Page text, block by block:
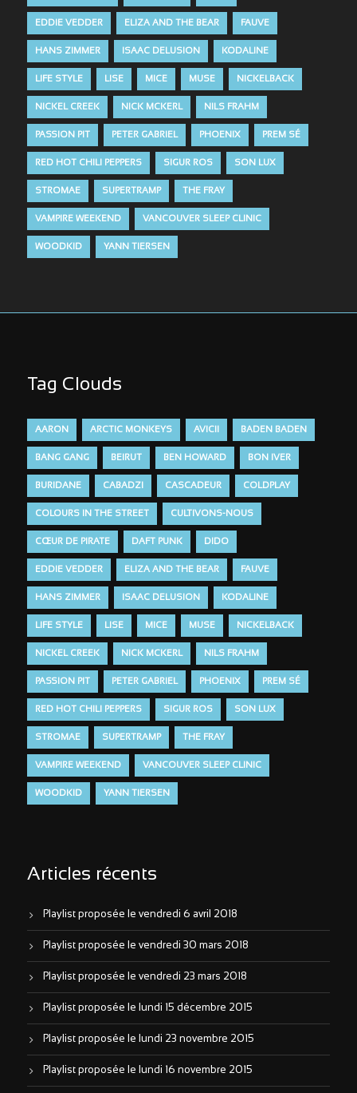
EDDIE VEDDER ELIZA AND THE BEAR FAUVE
HANS ZIMMER ISAAC DELUSION KODALINE
LIFE STYLE LISE MICE MUSE NICKELBACK
NICKEL CREEK NICK MCKERL NILS FRAHM
PASSION PIT PETER GABRIEL PHOENIX PREM SÉ
RED HOT CHILI PEPPERS SIGUR ROS SON LUX
STROMAE SUPERTRAMP THE FRAY
VAMPIRE WEEKEND VANCOUVER SLEEP CLINIC
WOODKID YANN TIERSEN
Tag Clouds
AARON ARCTIC MONKEYS AVICII BADEN BADEN
BANG GANG BEIRUT BEN HOWARD BON IVER
BURIDANE CABADZI CASCADEUR COLDPLAY
COLOURS IN THE STREET CULTIVONS-NOUS
CŒUR DE PIRATE DAFT PUNK DIDO
EDDIE VEDDER ELIZA AND THE BEAR FAUVE
HANS ZIMMER ISAAC DELUSION KODALINE
LIFE STYLE LISE MICE MUSE NICKELBACK
NICKEL CREEK NICK MCKERL NILS FRAHM
PASSION PIT PETER GABRIEL PHOENIX PREM SÉ
RED HOT CHILI PEPPERS SIGUR ROS SON LUX
STROMAE SUPERTRAMP THE FRAY
VAMPIRE WEEKEND VANCOUVER SLEEP CLINIC
WOODKID YANN TIERSEN
Articles récents
Playlist proposée le vendredi 6 avril 2018
Playlist proposée le vendredi 30 mars 2018
Playlist proposée le vendredi 23 mars 2018
Playlist proposée le lundi 15 décembre 2015
Playlist proposée le lundi 23 novembre 2015
Playlist proposée le lundi 16 novembre 2015